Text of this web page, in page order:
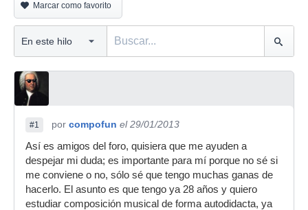
Marcar como favorito
#1 por compofun el 29/01/2013
Así es amigos del foro, quisiera que me ayuden a
despejar mi duda; es importante para mí porque no sé si
me conviene o no, sólo sé que tengo muchas ganas de
hacerlo. El asunto es que tengo ya 28 años y quiero
estudiar composición musical de forma autodidacta, ya